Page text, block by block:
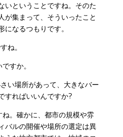
いということですね。そのた
が集まって、そういったこと
になるつもりです。
ね。
すか。
い場所があって、大きなバー
すればいいんですか?
。確かに、都市の規模や雰
バルの開催や場所の選定は異